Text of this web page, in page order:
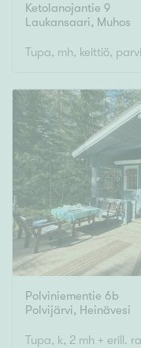
Asuinpinta-ala
Rakennusvuosi
Uudiskohteet
Vain uudiskohteet
Arvokohteet
Vain arvokohteet
Ketolanojantie 9
Laukansaari, Muhos
Tupa, mh, keittiö, parvi
Polviniementie 6b
Polvijärvi, Heinävesi
Tupa, k, 2 mh + erill.